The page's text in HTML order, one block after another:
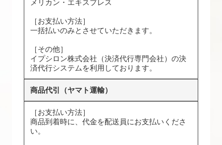
メリカン・エキスプレス
［お支払い方法］
一括払いのみとさせていただきます。
［その他］
イプシロン株式会社（決済代行専門会社）の決
済代行システムを利用しております。
商品代引（ヤマト運輸）
［お支払い方法］
商品到着時に、代金を配送員にお支払いくださ
い。